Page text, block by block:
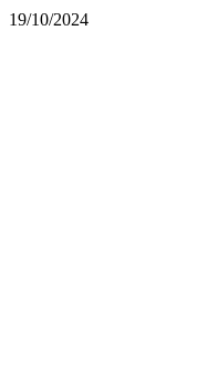
19/10/2024